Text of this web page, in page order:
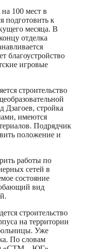
100 мест в
подготовить к
месяца. В
отделка
благоустройство
игровые
строительство
Дзагоев, стройка
имеются
Подрядчик
положение и
работы по
сетей в
состояние
вид
строительство
на территории
Уже
По словам